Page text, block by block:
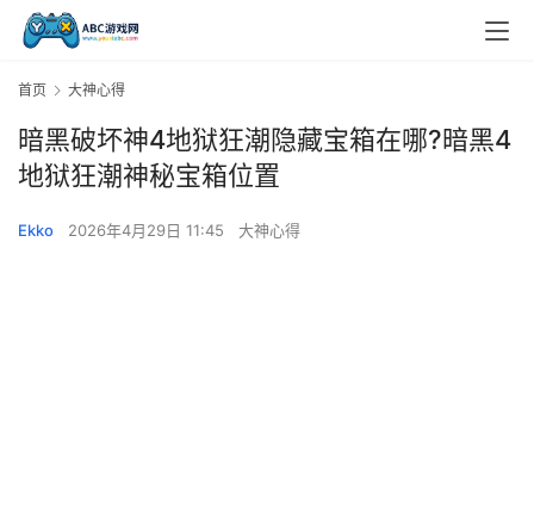
首页 大神心得
暗黑破坏神4地狱狂潮隐藏宝箱在哪?暗黑4
地狱狂潮神秘宝箱位置
Ekko 2026年4月29日 11:45 大神心得